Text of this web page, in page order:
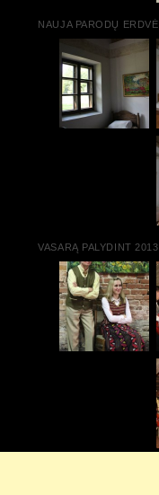
NAUJA PARODŲ ERDVĖ
VASARĄ PALYDINT 2013